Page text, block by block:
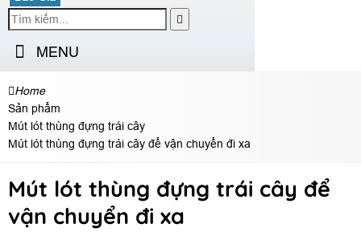
MENU
Home
Sản phẩm
Mút lót thùng đựng trái cây
Mút lót thùng đựng trái cây để vận chuyển đi xa
Mút lót thùng đựng trái cây để
vận chuyển đi xa